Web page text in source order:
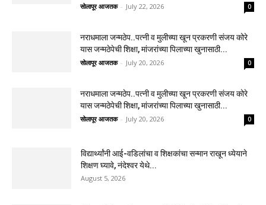
सोलापूर आजतक - July 22, 2026 0
नराधमाला जन्मठेप..पत्नी व मुलीच्या खून प्रकरणी संजय कोरे
यास जन्मठेपेची शिक्षा, मांजरांच्या पिलाच्या खुनासाठी...
सोलापूर आजतक - July 20, 2026 0
नराधमाला जन्मठेप..पत्नी व मुलीच्या खून प्रकरणी संजय कोरे
यास जन्मठेपेची शिक्षा, मांजरांच्या पिलाच्या खुनासाठी...
सोलापूर आजतक - July 20, 2026 0
विद्यार्थ्यांनी आई-वडिलांचा व शिक्षकांचा सन्मान राखून ध्येयाने
शिक्षण घ्यावे, नंदेश्वर येथे...
August 5, 2026